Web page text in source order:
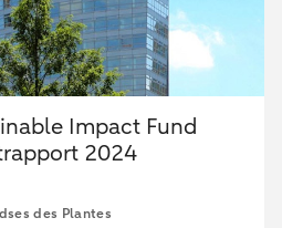
Impact Fund
2024
des Plantes